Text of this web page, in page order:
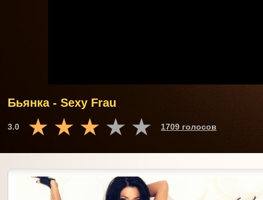
Бьянка - Sexy Frau
3.0 1709 голосов